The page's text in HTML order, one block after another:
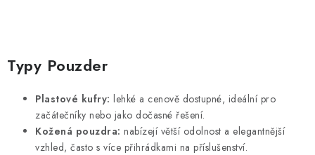
v
Typy Pouzder
Plastové kufry: lehké a cenově dostupné, ideální pro
začátečníky nebo jako dočasné řešení.
Kožená pouzdra: nabízejí větší odolnost a elegantnější
vzhled, často s více přihrádkami na příslušenství.